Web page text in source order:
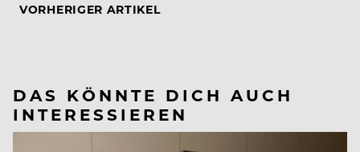
VORHERIGER ARTIKEL
DAS KÖNNTE DICH AUCH
INTERESSIEREN